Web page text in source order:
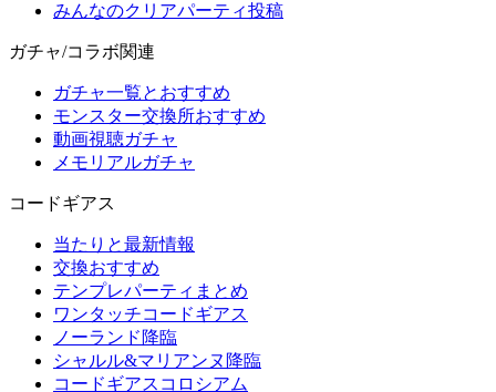
みんなのクリアパーティ投稿
ガチャ/コラボ関連
ガチャ一覧とおすすめ
モンスター交換所おすすめ
動画視聴ガチャ
メモリアルガチャ
コードギアス
当たりと最新情報
交換おすすめ
テンプレパーティまとめ
ワンタッチコードギアス
ノーランド降臨
シャルル&マリアンヌ降臨
コードギアスコロシアム